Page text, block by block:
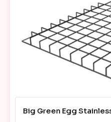
Big Green Egg